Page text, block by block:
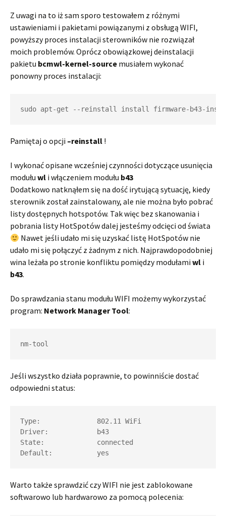
Z uwagi na to iż sam sporo testowałem z różnymi
ustawieniami i pakietami powiązanymi z obsługą WIFI,
powyższy proces instalacji sterowników nie rozwiązał
moich problemów. Oprócz obowiązkowej deinstalacji
pakietu bcmwl-kernel-source musiałem wykonać
ponowny proces instalacji:
sudo apt-get --reinstall install firmware-b43-
Pamiętaj o opcji –reinstall !
I wykonać opisane wcześniej czynności dotyczące usunięcia
modułu wl i włączeniem modułu b43
Dodatkowo natknąłem się na dość irytującą sytuację, kiedy
sterownik został zainstalowany, ale nie można było pobrać
listy dostępnych hotspotów. Tak więc bez skanowania i
pobrania listy HotSpotów dalej jesteśmy odcięci od świata
Nawet jeśli udało mi się uzyskać listę HotSpotów nie
udało mi się połączyć z żadnym z nich. Najprawdopodobniej
wina leżała po stronie konfliktu pomiędzy modułami wl i
b43.
Do sprawdzania stanu modułu WIFI możemy wykorzystać
program: Network Manager Tool:
nm-tool
Jeśli wszystko działa poprawnie, to powinniście dostać
odpowiedni status:
Type:              802.11 WiFi
Driver:            b43
State:             connected
Warto także sprawdzić czy WIFI nie jest zablokowane
softwarowo lub hardwarowo za pomocą polecenia: